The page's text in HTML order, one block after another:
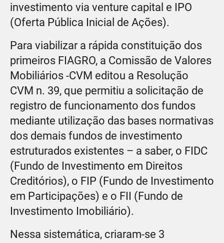
investimento via venture capital e IPO
(Oferta Pública Inicial de Ações).
Para viabilizar a rápida constituição dos
primeiros FIAGRO, a Comissão de Valores
Mobiliários -CVM editou a Resolução
CVM n. 39, que permitiu a solicitação de
registro de funcionamento dos fundos
mediante utilização das bases normativas
dos demais fundos de investimento
estruturados existentes – a saber, o FIDC
(Fundo de Investimento em Direitos
Creditórios), o FIP (Fundo de Investimento
em Participações) e o FII (Fundo de
Investimento Imobiliário).
Nessa sistemática, criaram-se 3